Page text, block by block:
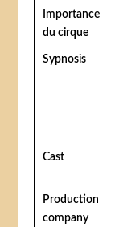
Importance
du cirque
Sypnosis
Cast
Production
company